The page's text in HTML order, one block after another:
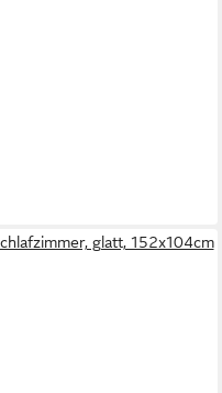
glatt, 152x104cm